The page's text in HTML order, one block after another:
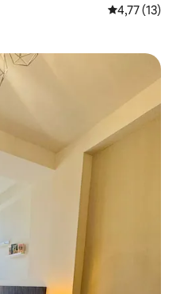
4,77 av 5 i
4,77 (13)